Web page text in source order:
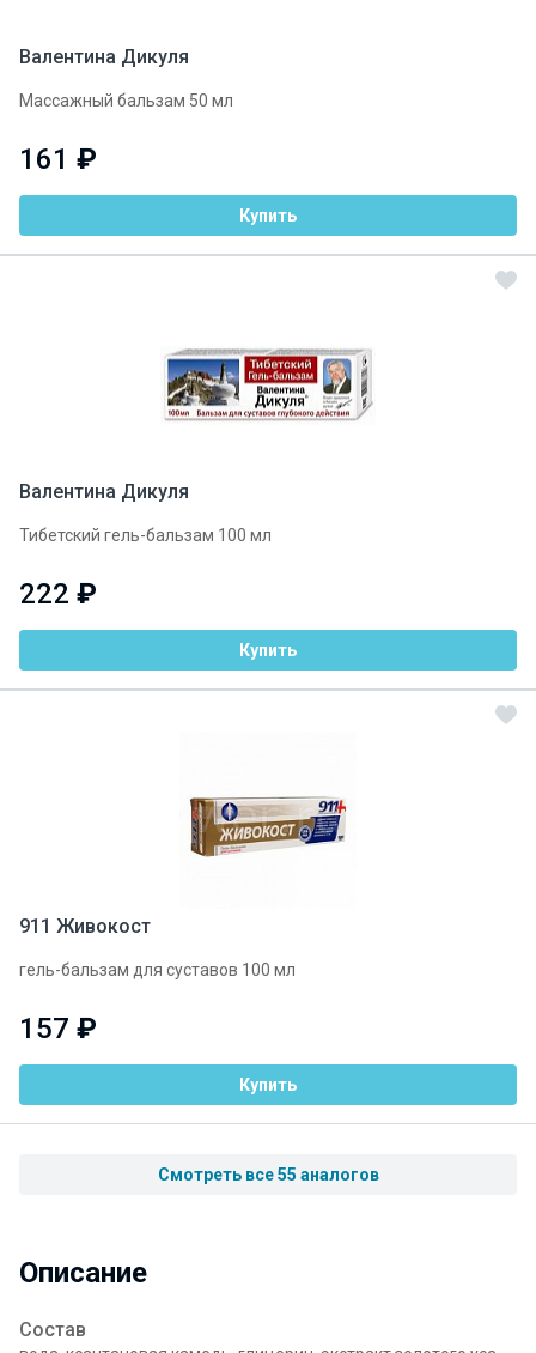
Валентина Дикуля
Массажный бальзам 50 мл
161 ₽
Купить
Валентина Дикуля
Тибетский гель-бальзам 100 мл
222 ₽
Купить
911 Живокост
гель-бальзам для суставов 100 мл
157 ₽
Купить
Смотреть все 55 аналогов
Описание
Состав